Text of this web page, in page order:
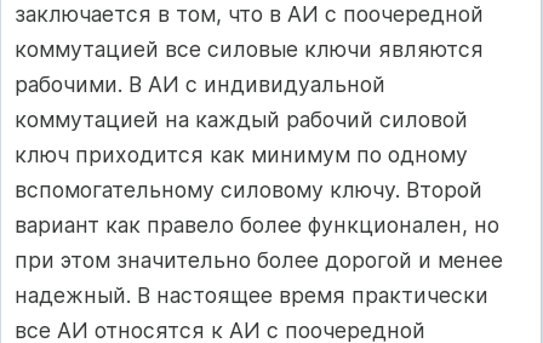
заключается в том, что в АИ с поочередной
коммутацией все силовые ключи являются
рабочими. В АИ с индивидуальной
коммутацией на каждый рабочий силовой
ключ приходится как минимум по одному
вспомогательному силовому ключу. Второй
вариант как правело более функционален, но
при этом значительно более дорогой и менее
надежный. В настоящее время практически
все АИ относятся к АИ с поочередной